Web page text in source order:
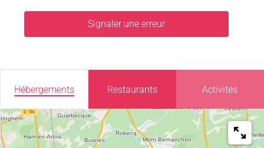
Signaler une erreur
Hébergements Restaurants Activités